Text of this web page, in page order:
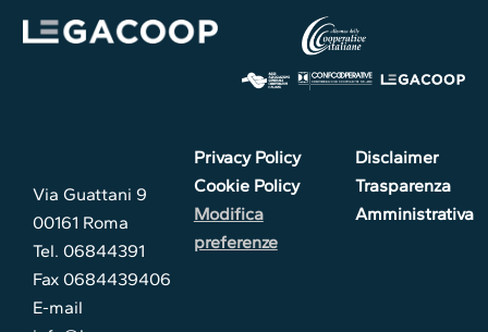
Via Guattani 9
00161 Roma
Tel. 06844391
Fax 0684439406
E-mail
Privacy Policy
Cookie Policy
Modifica
preferenze
Disclaimer
Trasparenza
Amministrativa